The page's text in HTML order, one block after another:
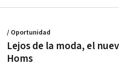
Lejos de la moda, el
Homs
/ Oportunidad